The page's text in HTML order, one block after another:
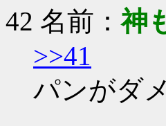
42 名前：神
>>41
パンがダ